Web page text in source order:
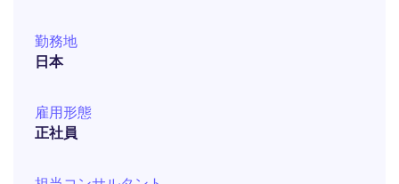
勤務地
日本
雇用形態
正社員